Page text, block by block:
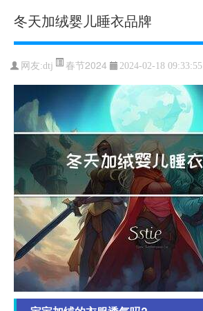
冬天加绒婴儿睡衣品牌
网友:dtj 春节2024 2024-02-18 09:33:55